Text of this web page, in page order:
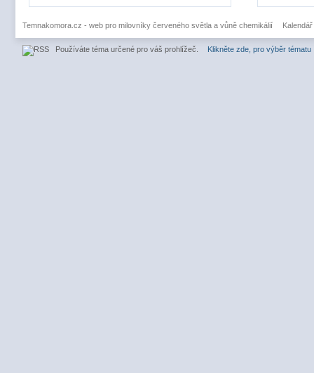
Temnakomora.cz - web pro milovníky červeného světla a vůně chemikálií Kalendář
Používáte téma určené pro váš prohlížeč. Klikněte zde, pro výběr tématu